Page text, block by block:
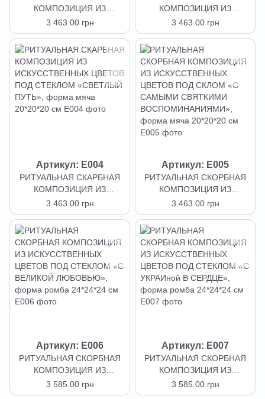
КОМПОЗИЦИЯ ИЗ
ИСКУССТВЕННЫХ ЦВЕТОВ
ПОД СТЕКЛОМ «С
УКРАИНОЙ В СЕРДЦЕ»,
форма мяча 20*20*20 см
3 463.00 грн
КОМПОЗИЦИЯ ИЗ
ИСКУССТВЕННЫХ ЦВЕТОВ
ПОД СТЕКЛОМ «СВЕТА
ПАМЯТЬ», форма мяча
20*20*20 см
3 463.00 грн
Артикул: E004
РИТУАЛЬНАЯ СКАРБНАЯ
КОМПОЗИЦИЯ ИЗ
ИСКУССТВЕННЫХ ЦВЕТОВ
ПОД СТЕКЛОМ «СВЕТЛЫЙ
20*20*20 см
3 463.00 грн
Артикул: E005
РИТУАЛЬНАЯ СКОРБНАЯ
КОМПОЗИЦИЯ ИЗ
ИСКУССТВЕННЫХ ЦВЕТОВ
ПОД СКЛОМ «С САМЫМИ
ВОСПОМИНАНИЯМИ»,
форма мяча 20*20*20 см
3 463.00 грн
Артикул: E006
РИТУАЛЬНАЯ СКОРБНАЯ
КОМПОЗИЦИЯ ИЗ
ИСКУССТВЕННЫХ ЦВЕТОВ
ПОД СТЕКЛОМ «С
3 585.00 грн
Артикул: E007
РИТУАЛЬНАЯ СКОРБНАЯ
КОМПОЗИЦИЯ ИЗ
ИСКУССТВЕННЫХ ЦВЕТОВ
ПОД СТЕКЛОМ «С
3 585.00 грн